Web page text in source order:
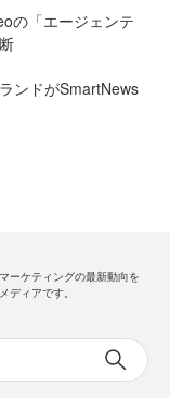
の「エージェンテ
ンドがSmartNews
ーケティングの最新動向を
ディアです。